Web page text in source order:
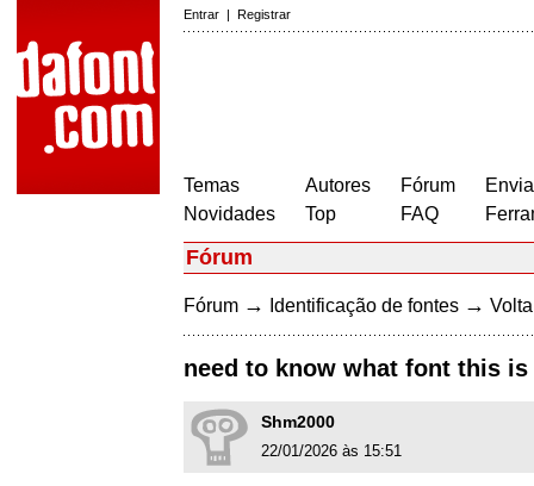
Entrar | Registrar
Temas
Novidades
Autores
Top
Fórum
FAQ
Fórum
Fórum → Identificação de fontes →
need to know what font this is
Shm2000
22/01/2026 às 15:51